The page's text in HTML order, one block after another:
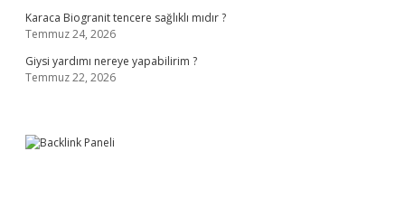
Karaca Biogranit tencere sağlıklı mıdır ?
Temmuz 24, 2026
Giysi yardımı nereye yapabilirim ?
Temmuz 22, 2026